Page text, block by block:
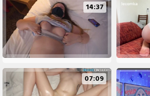
14:37
07:09